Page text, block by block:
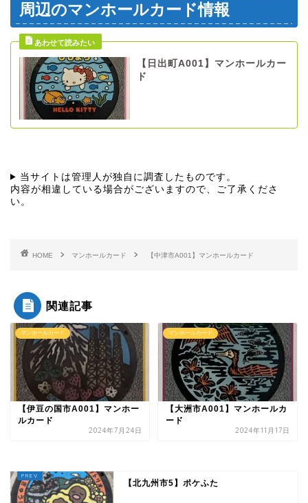
周辺のマンホールカード情報
【日出町A001】マンホールカー
ド
当サイトは管理人が独自に調査したものです。
内容が相違している場合がございますので、ご了承くださ
い。
HOME マンホールカード 【中津市A001】マンホールカード
関連記事
マンホールカード
【伊豆の国市A001】マンホー
ルカード
2024年7月24日
マンホールカード
【大洲市A001】マンホールカ
ード
2024年11月17日
【北九州市5】ポケふた